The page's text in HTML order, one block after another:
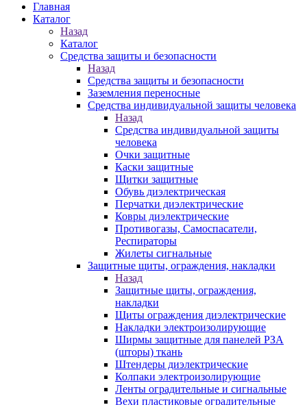
Главная
Каталог
Назад
Каталог
Средства защиты и безопасности
Назад
Средства защиты и безопасности
Заземления переносные
Средства индивидуальной защиты человека
Назад
Средства индивидуальной защиты
человека
Очки защитные
Каски защитные
Щитки защитные
Обувь диэлектрическая
Перчатки диэлектрические
Ковры диэлектрические
Противогазы, Самоспасатели,
Респираторы
Жилеты сигнальные
Защитные щиты, ограждения, накладки
Назад
Защитные щиты, ограждения,
накладки
Щиты ограждения диэлектрические
Накладки электроизолирующие
Ширмы защитные для панелей РЗА
(шторы) ткань
Штендеры диэлектрические
Колпаки электроизолирующие
Ленты оградительные и сигнальные
Вехи пластиковые оградительные